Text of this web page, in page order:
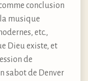
conclusion
musique
etc.,
Dieu existe, et
de
sabot de Denver